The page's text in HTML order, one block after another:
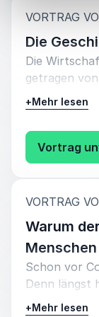
VORTRAG
Die
Die
getragen
Eisenbahn,
Computer.
Schwere
materielle
erstmals von
ab, sagt Erik
+Mehr lesen
Vortrag
VORTRAG
Warum
Schon vor
Denn längst
Arbeit
+Mehr lesen